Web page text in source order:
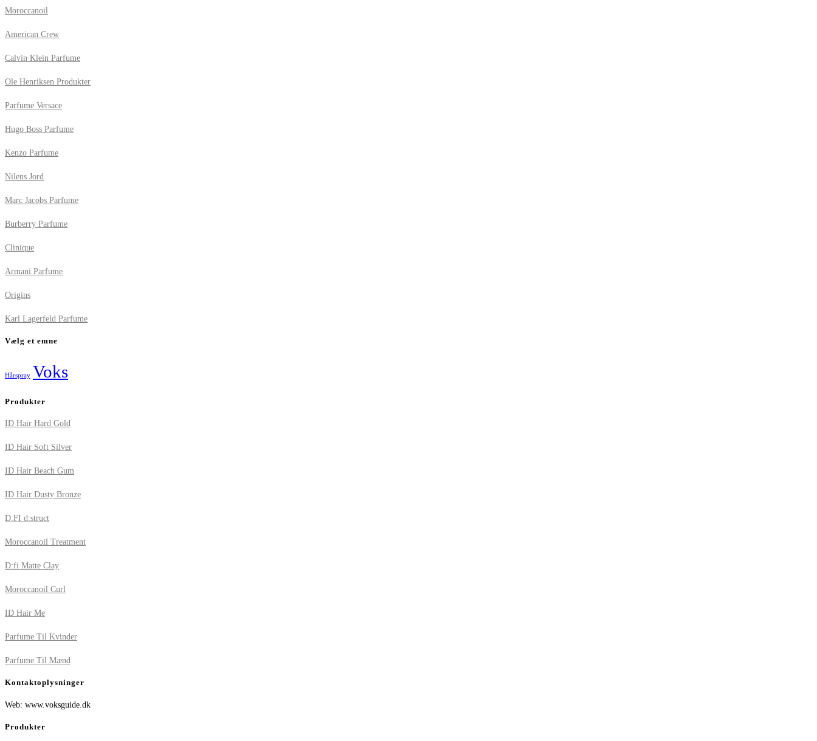
Moroccanoil
American Crew
Calvin Klein Parfume
Ole Henriksen Produkter
Parfume Versace
Hugo Boss Parfume
Kenzo Parfume
Nilens Jord
Marc Jacobs Parfume
Burberry Parfume
Clinique
Armani Parfume
Origins
Karl Lagerfeld Parfume
Vælg et emne
Hårspray Voks
Produkter
ID Hair Hard Gold
ID Hair Soft Silver
ID Hair Beach Gum
ID Hair Dusty Bronze
D:FI d:struct
Moroccanoil Treatment
D:fi Matte Clay
Moroccanoil Curl
ID Hair Me
Parfume Til Kvinder
Parfume Til Mænd
Kontaktoplysninger
Web: www.voksguide.dk
Produkter